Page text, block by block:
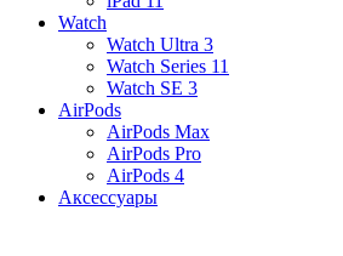
Watch
Watch Ultra 3
Watch Series 11
Watch SE 3
AirPods
AirPods Max
AirPods Pro
AirPods 4
Аксессуары